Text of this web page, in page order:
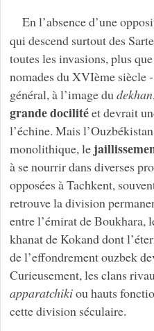
En l’absence d’une
qui descend surtout des
toutes les invasions, plus
nomades du XVIème siècle
général, à l’image du dekhan
grande docilitéet devrait
l’échine. Mais
monolithique, le
à se nourrir dans diverses
opposées à Tachkent,
retrouve la division
entre l’émirat de Boukhara,
khanat de Kokand dont
de l’effondrement ouzbek
Curieusement, les clans
apparatchikiou hauts
cette division séculaire.